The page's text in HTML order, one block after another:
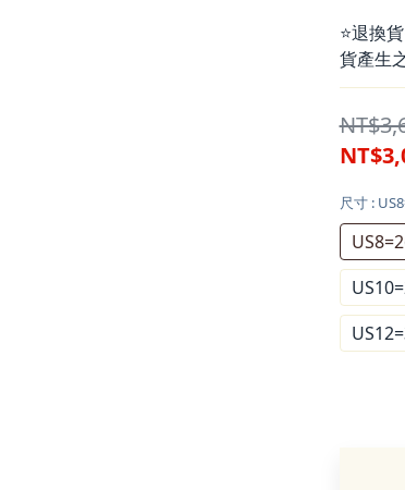
⭐退換
貨產生
尺寸 :